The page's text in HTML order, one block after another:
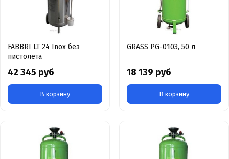
FABBRI LT 24 Inox без
пистолета
42 345 руб
В корзину
GRASS PG-0103, 50 л
18 139 руб
В корзину